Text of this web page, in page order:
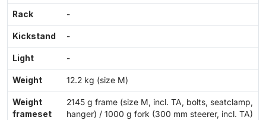
Rack -
Kickstand -
Light -
Weight 12.2 kg (size M)
Weight
frameset
2145 g frame (size M, incl. TA, bolts, seatclamp,
hanger) / 1000 g fork (300 mm steerer, incl. TA)